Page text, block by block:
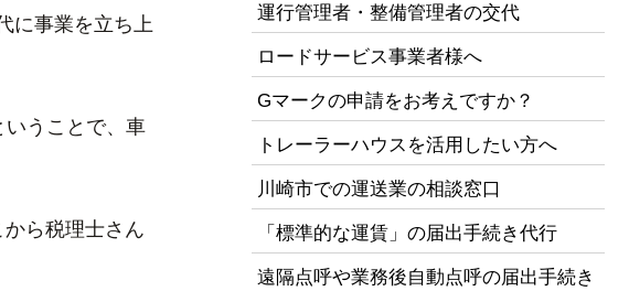
に事業を立ち上
いうことで、車
ら税理士さん
運行管理者・整備管理者の交代
ロードサービス事業者様へ
Gマークの申請をお考えですか？
トレーラーハウスを活用したい方へ
川崎市での運送業の相談窓口
「標準的な運賃」の届出手続き代行
遠隔点呼や業務後自動点呼の届出手続き